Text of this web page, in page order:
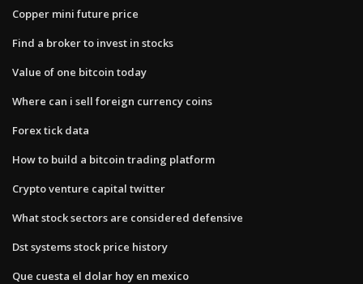
Copper mini future price
Find a broker to invest in stocks
Value of one bitcoin today
Where can i sell foreign currency coins
Forex tick data
How to build a bitcoin trading platform
Crypto venture capital twitter
What stock sectors are considered defensive
Dst systems stock price history
Que cuesta el dolar hoy en mexico